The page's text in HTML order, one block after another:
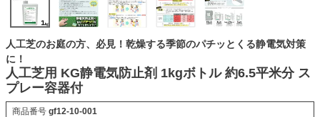
人工芝のお庭の方、必見！乾燥する季節のパチッとくる静電気対策
に！
人工芝用 KG静電気防止剤 1kgボトル 約6.5平米分 ス
プレー容器付
商品番号 gf12-10-001